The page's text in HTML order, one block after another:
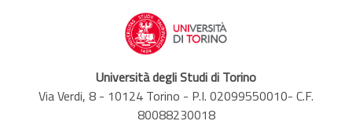
Università degli Studi di Torino
Via Verdi, 8 - 10124 Torino - P.I. 02099550010- C.F.
80088230018